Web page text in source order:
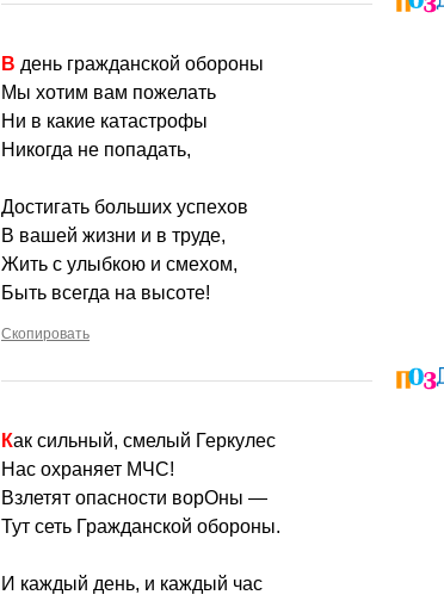
В день гражданской обороны
Мы хотим вам пожелать
Ни в какие катастрофы
Никогда не попадать,
Достигать больших успехов
В вашей жизни и в труде,
Жить с улыбкою и смехом,
Быть всегда на высоте!
Скопировать
Как сильный, смелый Геркулес
Нас охраняет МЧС!
Взлетят опасности ворОны —
Тут сеть Гражданской обороны.
И каждый день, и каждый час